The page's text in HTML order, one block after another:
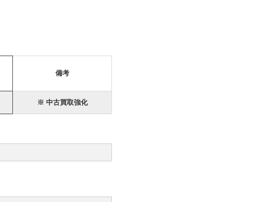
備考
※ 中古買取強化